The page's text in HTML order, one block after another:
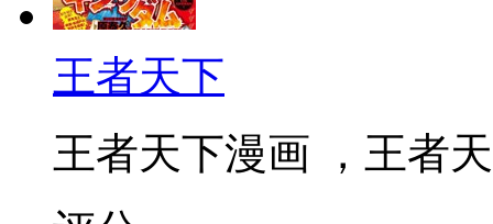
王者天下
王者天下漫画 ，王者